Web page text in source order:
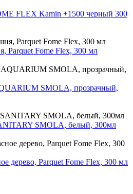
FLEX Kamin +1500 черный 300
Parquet Fome Flex, 300 мл
SMOLA, прозрачный,
SMOLA, белый, 300мл
дерево, Parquet Fome Flex, 300 мл